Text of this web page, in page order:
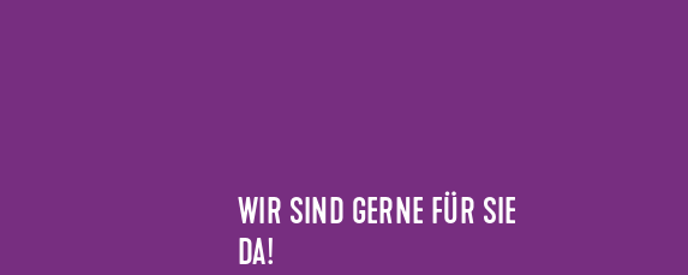
WIR SIND GERNE FÜR SIE
DA!